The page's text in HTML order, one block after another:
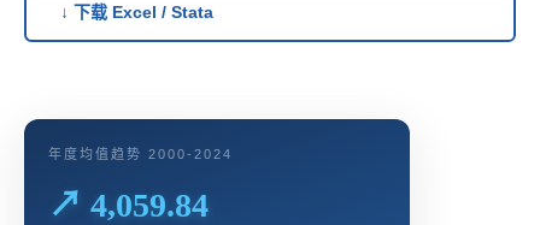
↓ 下载 Excel / Stata
年度均值趋势 2000-2024
↗ 4,059.84